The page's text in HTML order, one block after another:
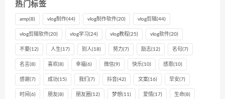
热门标签
amp(8) vlog制作(44) vlog制作软件(20) vlog剪辑(44)
vlog剪辑软件(20) vlog学习(24) vlog教程(25) vlog软件(20)
不要(12) 人生(17) 别人(18) 努力(7) 励志(12) 名句(7)
名言 (8) 喜欢(8) 幸福(6) 微信(9) 快乐(10) 感恩(10)
感谢(7) 成功(15) 我们 (7) 抖音(42) 文案(16) 早安(7)
时间 (6) 朋友(8) 朋友圈 (12) 梦想(11) 爱情(17) 生命(8)